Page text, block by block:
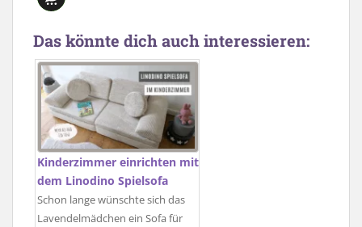
Das könnte dich auch interessieren:
Kinderzimmer einrichten mit
dem Linodino Spielsofa
Schon lange wünschte sich das
Lavendelmädchen ein Sofa für